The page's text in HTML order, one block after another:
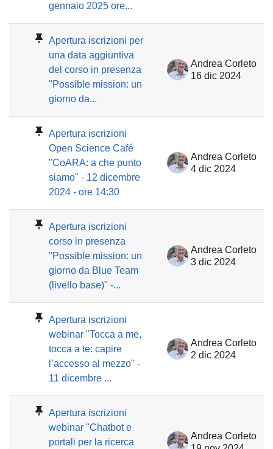
gennaio 2025 ore...
Apertura iscrizioni per
una data aggiuntiva
del corso in presenza
"Possible mission: un
giorno da...
Andrea Corleto
16 dic 2024
Apertura iscrizioni
Open Science Café
"CoARA: a che punto
siamo" - 12 dicembre
2024 - ore 14:30
Andrea Corleto
4 dic 2024
Apertura iscrizioni
corso in presenza
"Possible mission: un
giorno da Blue Team
(livello base)" -...
Andrea Corleto
3 dic 2024
Apertura iscrizioni
webinar "Tocca a me,
tocca a te: capire
l’accesso al mezzo" -
11 dicembre ...
Andrea Corleto
2 dic 2024
Apertura iscrizioni
webinar "Chatbot e
portali per la ricerca
Andrea Corleto